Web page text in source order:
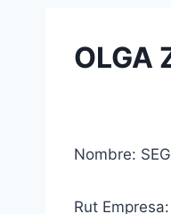
OLGA
Nombre:
Rut